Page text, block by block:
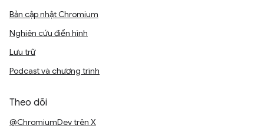
Bản cập nhật Chromium
Nghiên cứu điển hình
Lưu trữ
Podcast và chương trình
Theo dõi
@ChromiumDev trên X